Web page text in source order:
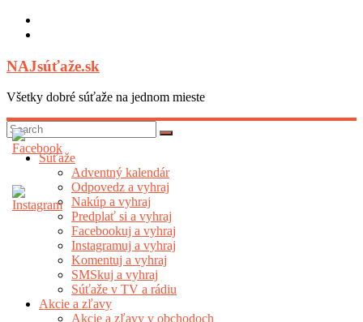
Skip
NAJsúťaže.sk
Všetky dobré súťaže na jednom mieste
Súťaže
Adventný kalendár
Odpovedz a vyhraj
Nakúp a vyhraj
Predplať si a vyhraj
Facebookuj a vyhraj
Instagramuj a vyhraj
Komentuj a vyhraj
SMSkuj a vyhraj
Súťaže v TV a rádiu
Akcie a zľavy
Akcie a zľavy v obchodoch